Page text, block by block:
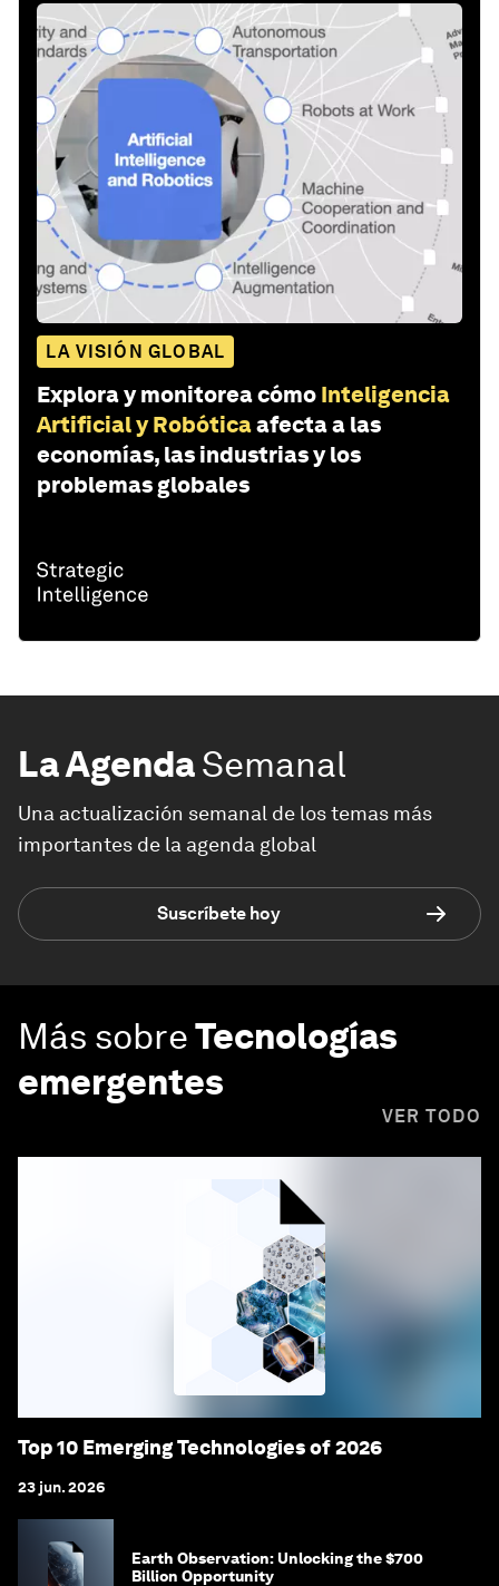
LA VISIÓN GLOBAL
Explora y monitorea cómo Inteligencia
Artificial y Robóticaafecta a las
economías, las industrias y los
problemas globales
La AgendaSemanal
Una actualización semanal de los temas más
importantes de la agenda global
Suscríbete hoy
Más sobreTecnologías
emergentes
VER TODO
Top 10 Emerging Technologies of 2026
23 jun. 2026
Earth Observation: Unlocking the $700
Billion Opportunity